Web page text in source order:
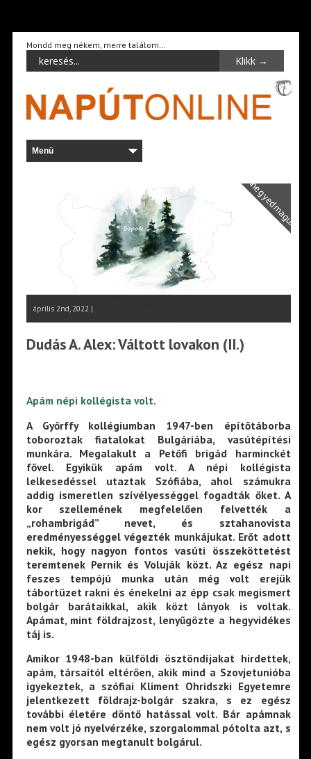
Mondd meg nékem, merre találom…
április 2nd, 2022 |
Dudás A. Alex: Váltott lovakon (II.)
Apám népi kollégista volt.
A Győrffy kollégiumban 1947-ben építőtáborba
toboroztak fiatalokat Bulgáriába, vasútépítési
munkára. Megalakult a Petőfi brigád harminckét
fővel. Egyikük apám volt. A népi kollégista
lelkesedéssel utaztak Szófiába, ahol számukra
addig ismeretlen szívélyességgel fogadták őket. A
kor szellemének megfelelően felvették a
„rohambrigád” nevet, és sztahanovista
eredményességgel végezték munkájukat. Erőt adott
nekik, hogy nagyon fontos vasúti összeköttetést
teremtenek Pernik és Voluják közt. Az egész napi
feszes tempójú munka után még volt erejük
tábortüzet rakni és énekelni az épp csak megismert
bolgár barátaikkal, akik közt lányok is voltak.
Apámat, mint földrajzost, lenyűgözte a hegyvidékes
táj is.
Amikor 1948-ban külföldi ösztöndíjakat hirdettek,
apám, társaitól eltérően, akik mind a Szovjetunióba
igyekeztek, a szófiai Kliment Ohridszki Egyetemre
jelentkezett földrajz-bolgár szakra, s ez egész
további életére döntő hatással volt. Bár apámnak
nem volt jó nyelvérzéke, szorgalommal pótolta azt, s
egész gyorsan megtanult bolgárul.